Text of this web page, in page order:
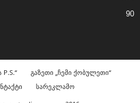
90
გაზეთი „ჩემი ქობულეთი“
სარეკლამო